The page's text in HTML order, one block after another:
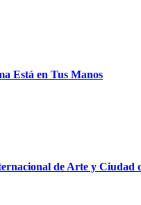
Está en Tus Manos
de Arte y Ciudad